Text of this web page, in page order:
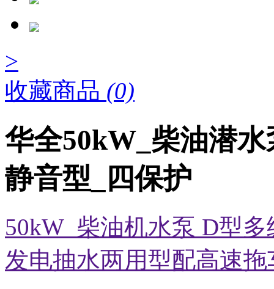
>
收藏商品 (0)
华全50kW_柴油潜
静音型_四保护
50kW_柴油机水泵 D型
发电抽水两用型配高速